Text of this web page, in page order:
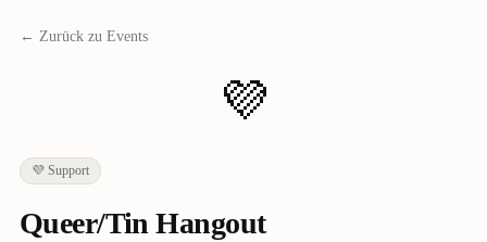
← Zurück zu Events
💜
💜 Support
Queer/Tin Hangout